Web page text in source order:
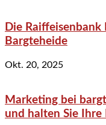
Die
Bargteheide
Okt. 20, 2025
Marketing bei
und halten Sie Ihre